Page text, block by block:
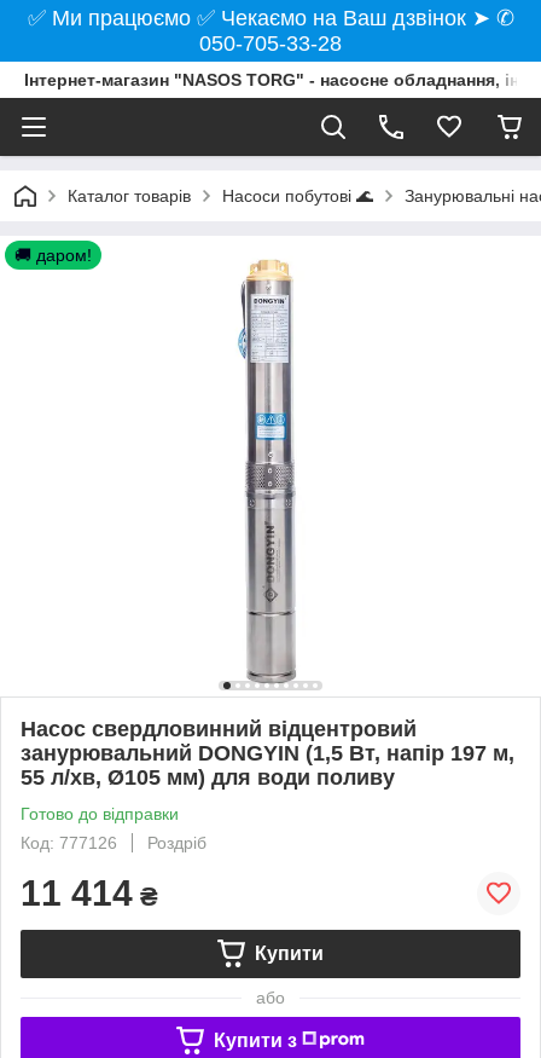
✅ Ми працюємо ✅ Чекаємо на Ваш дзвінок ➤ ✆
050-705-33-28
Інтернет-магазин "NASOS TORG" - насосне обладнання,
Каталог товарів Насоси побутові 🌊 Занурювальні
🚚 даром!
Насос свердловинний відцентровий
занурювальний DONGYIN (1,5 Вт, напір 197 м,
55 л/хв, Ø105 мм) для води поливу
Готово до відправки
Код: 777126
Роздріб
11 414 ₴
Купити
або
Купити з